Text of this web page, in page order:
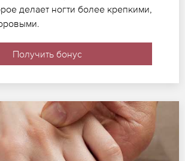
делает ногти более крепкими,
Получить бонус